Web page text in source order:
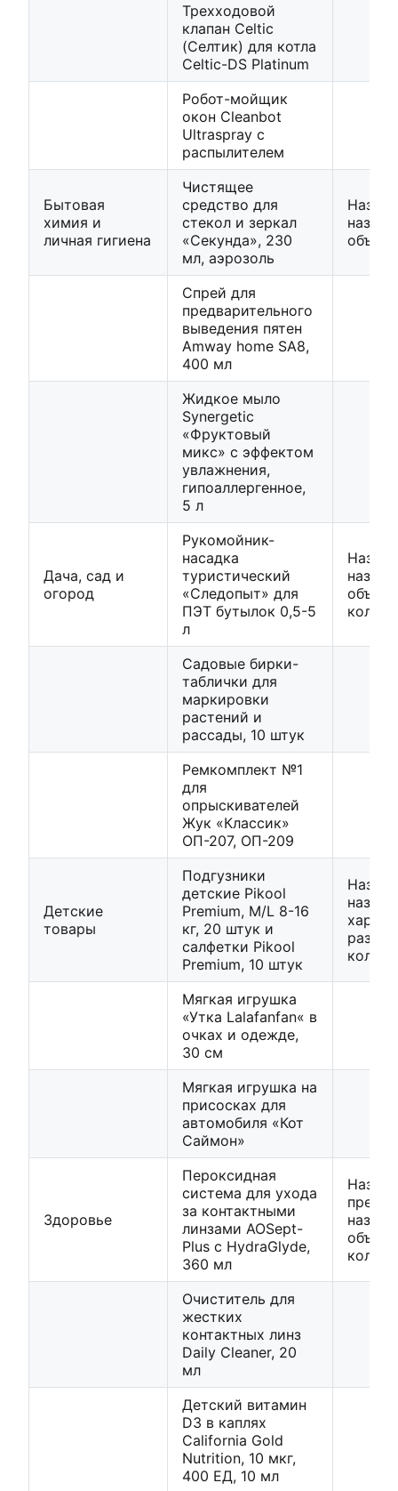
Трехходовой
клапан Celtic
(Селтик) для котла
Celtic-DS Platinum
Робот-мойщик
окон Cleanbot
Ultraspray с
распылителем
Бытовая
химия и
личная гигиена
Чистящее
средство для
стекол и зеркал
«Секунда», 230
мл, аэрозоль
объем
Спрей для
предварительного
выведения пятен
Amway home SA8,
400 мл
Жидкое мыло
Synergetic
«Фруктовый
микс» с эффектом
увлажнения,
гипоаллергенное,
5 л
Дача, сад и
огород
Рукомойник-
насадка
туристический
«Следопыт» для
ПЭТ бутылок 0,5-5
л
объем,
Садовые бирки-
таблички для
маркировки
растений и
рассады, 10 штук
Ремкомплект №1
для
опрыскивателей
Жук «Классик»
ОП-207, ОП-209
Детские
товары
Подгузники
детские Pikool
Premium, M/L 8-16
кг, 20 штук и
салфетки Pikool
Premium, 10 штук
Мягкая игрушка
«Утка Lalafanfan« в
очках и одежде,
30 см
Мягкая игрушка на
присосках для
автомобиля «Кот
Саймон»
Здоровье
Пероксидная
система для ухода
за контактными
линзами AOSept-
Plus с HydraGlyde,
360 мл
объем,
Очиститель для
жестких
контактных линз
Daily Cleaner, 20
мл
Детский витамин
D3 в каплях
California Gold
Nutrition, 10 мкг,
400 ЕД, 10 мл